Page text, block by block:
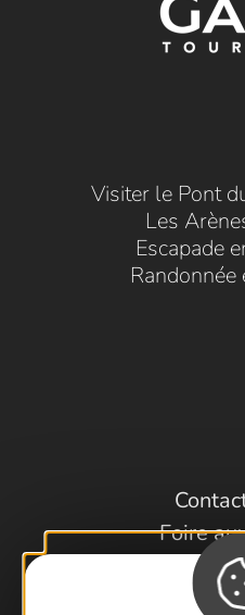
Visiter le Pont
Les
Escapade
Randonnée
Foire